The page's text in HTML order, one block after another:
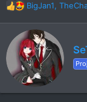
R
e
t
i
o
e
BigJan1,
G
e
s
h